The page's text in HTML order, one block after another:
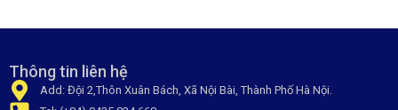
Thông tin liên hệ
Add: Đội 2,Thôn Xuân Bách, Xã Nội Bài, Thành Phố Hà Nội.